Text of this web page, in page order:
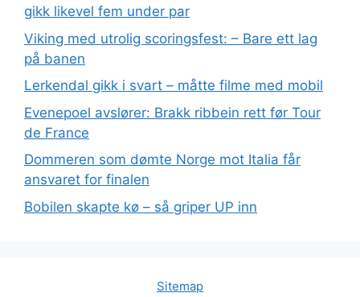
gikk likevel fem under par
Viking med utrolig scoringsfest: – Bare ett lag
på banen
Lerkendal gikk i svart – måtte filme med mobil
Evenepoel avslører: Brakk ribbein rett før Tour
de France
Dommeren som dømte Norge mot Italia får
ansvaret for finalen
Bobilen skapte kø – så griper UP inn
Sitemap